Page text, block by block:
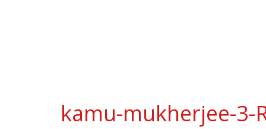
kamu-mukherjee-3-